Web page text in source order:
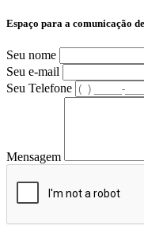
Espaço para a comunicação
Seu nome
Seu e-mail
Seu Telefone
Mensagem